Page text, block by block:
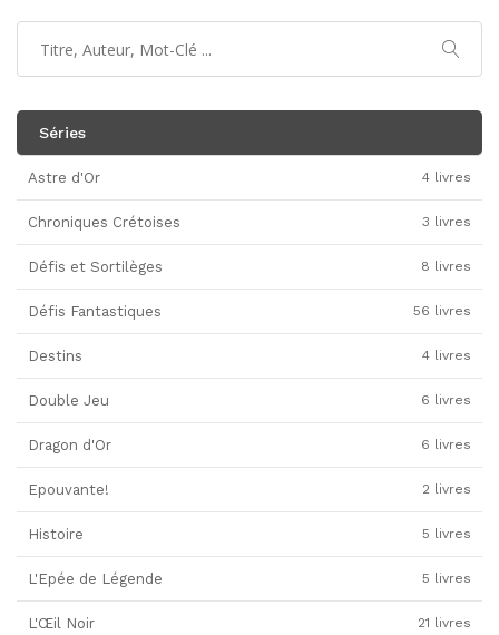
Séries
Astre d'Or 4 livres
Chroniques Crétoises 3 livres
Défis et Sortilèges 8 livres
Défis Fantastiques 56 livres
Destins 4 livres
Double Jeu 6 livres
Dragon d'Or 6 livres
Epouvante! 2 livres
Histoire 5 livres
L'Epée de Légende 5 livres
L'Œil Noir 21 livres